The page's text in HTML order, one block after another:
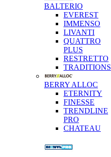
BALTERIO
EVEREST
IMMENSO
LIVANTI
QUATTRO
PLUS
RESTRETTO
TRADITIONS
BERRY ALLOC
ETERNITY
FINESSE
TRENDLINE
PRO
CHATEAU